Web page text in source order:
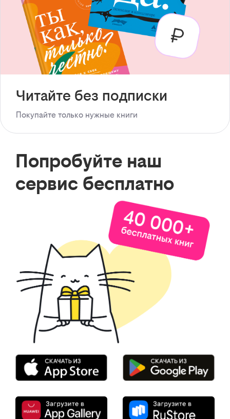
Читайте без подписки
Покупайте только нужные книги
Попробуйте наш
сервис бесплатно